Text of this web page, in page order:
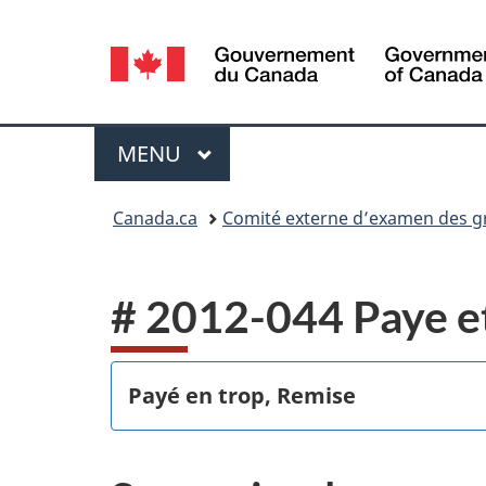
Sélection
de
la
langue
Menu
MENU PRINCIPAL
Canada.ca Comité externe d’examen des
# 2012-044 Paye
Payé en trop, Remise